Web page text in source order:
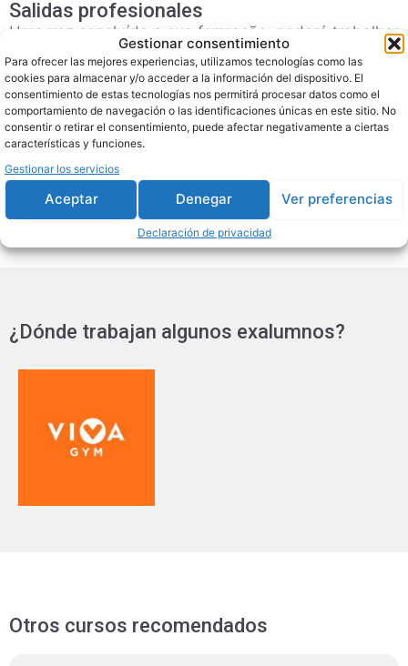
Gestionar consentimiento
Para ofrecer las mejores experiencias, utilizamos tecnologías como las
cookies para almacenar y/o acceder a la información del dispositivo. El
consentimiento de estas tecnologías nos permitirá procesar datos como el
comportamiento de navegación o las identificaciones únicas en este sitio. No
consentir o retirar el consentimiento, puede afectar negativamente a ciertas
características y funciones.
Gestionar los servicios
Aceptar Denegar Ver preferencias
Declaración de privacidad
Salidas profesionales
Uma vez concluída a sua formação, poderá trabalhar
em locais como:
Ginásios
Centros desportivos
Personal trainer independente
Treinador online
¿Dónde trabajan algunos exalumnos?
Otros cursos recomendados